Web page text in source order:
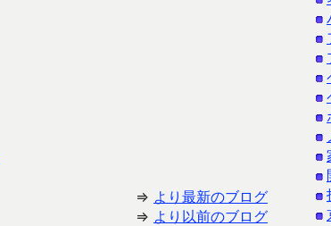
⇒ より最新のブログ
⇒ より以前のブログ